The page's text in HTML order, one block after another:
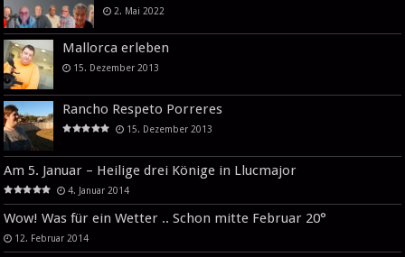
2. Mai 2022
Mallorca erleben
15. Dezember 2013
Rancho Respeto Porreres
15. Dezember 2013
Am 5. Januar – Heilige drei Könige in Llucmajor
4. Januar 2014
Wow! Was für ein Wetter .. Schon mitte Februar 20°
12. Februar 2014